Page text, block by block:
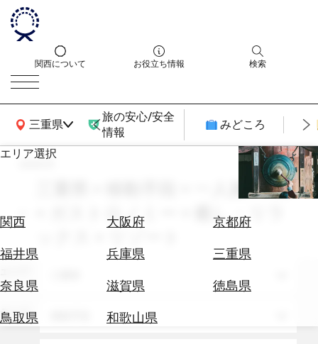
関西について お役立ち情報 検索
三重県
関西広域MAP
旅の安心/安全
情報
みどころ
エリア選択
関西 大阪府
京都府
福井県
兵庫県
三重県
奈良県
滋賀県
徳島県
鳥取県
和歌山県
エ
券
テ
を
search
三重県 × 移動手段 × 一人旅 × 7月
× ガストロノミー × 癒し・リラ
テーマ